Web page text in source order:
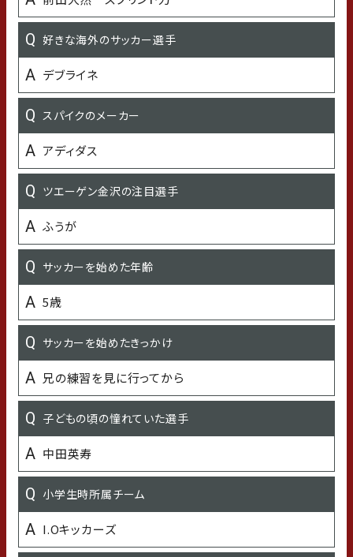
好きな海外のサッカー選手
デブライネ
スパイクのメーカー
アディダス
ツエーゲン金沢の注目選手
ふうが
サッカーを始めた年齢
5歳
サッカーを始めたきっかけ
兄の練習を見に行ってから
子どもの頃の憧れていた選手
中田英寿
小学生時所属チーム
I.Oキッカーズ
春巻き
好きなご飯のおとも
明太子
嫌いな食べ物
ない
好きな（よく聴く）アーティストや音楽
藤井風
好きな芸能人
千鳥
好きな女性タレント・女優・歌手
加藤あい
好きな漫画・アニメ
あひるの空
好きなTV番組 or Youtubeチャンネル
千鳥の相席食堂